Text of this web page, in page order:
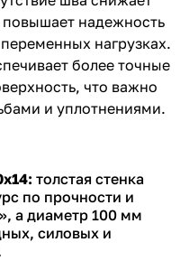
надежность
нагрузках.
более точные
что важно
и уплотнениями.
толстая стенка
по прочности и
а диаметр 100 мм
силовых и